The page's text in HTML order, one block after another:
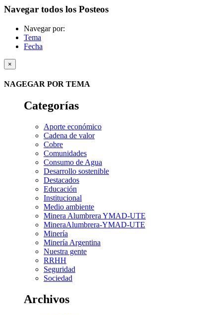
Navegar todos los Posteos
Navegar por:
Tema
Fecha
×
NAGEGAR POR TEMA
Categorías
Aporte económico
Cadena de valor
Cobre
Comunidades
Consumo de Agua
Desarrollo sostenible
Destacados
Educación
Institucional
Medio ambiente
Minera Alumbrera YMAD-UTE
MineraAlumbrera-YMAD-UTE
Minería
Minería Argentina
Nuestra gente
RRHH
Seguridad
Sociedad
Archivos